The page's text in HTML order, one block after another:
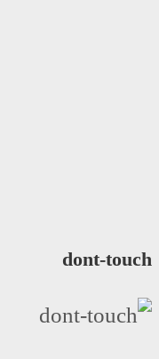
dont-touch